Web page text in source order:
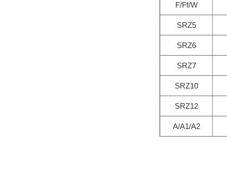
F/Ff/W
SRZ5
SRZ6
SRZ7
SRZ10
SRZ12
A/A1/A2